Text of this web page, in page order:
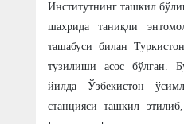
Институтнинг ташкил
шахрида таниқли
ташабуси билан
тузилиши асос бўлган.
йилда Ўзбекистон
станцияси ташкил